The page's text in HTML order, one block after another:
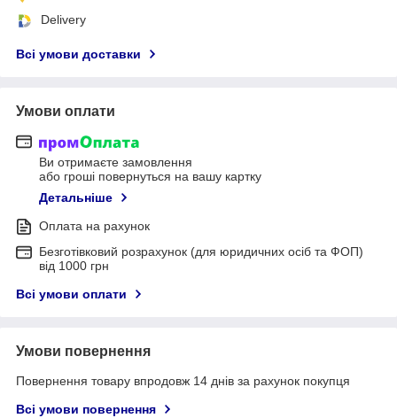
Delivery
Всі умови доставки
Умови оплати
Ви отримаєте замовлення
або гроші повернуться на вашу картку
Детальніше
Оплата на рахунок
Безготівковий розрахунок (для юридичних осіб та ФОП)
від 1000 грн
Всі умови оплати
Умови повернення
Повернення товару впродовж 14 днів за рахунок покупця
Всі умови повернення